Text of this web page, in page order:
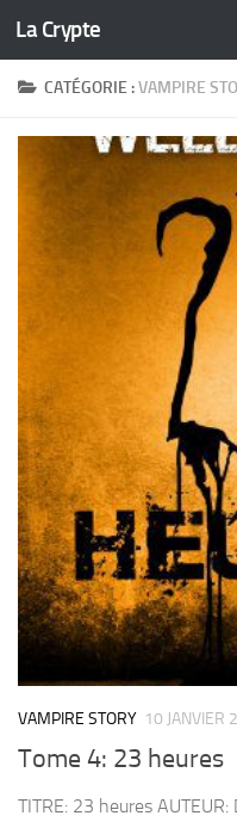
Skip to content
La Crypte
CATÉGORIE :VAMPIRE
VAMPIRE STORY 10 JANVIER
Tome 4: 23 heures
TITRE: 23 heures